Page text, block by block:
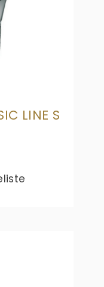
LINE S